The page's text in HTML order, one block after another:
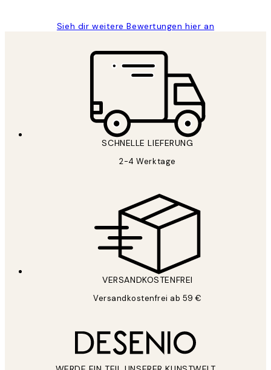
Sieh dir weitere Bewertungen hier an
SCHNELLE LIEFERUNG
2-4 Werktage
VERSANDKOSTENFREI
Versandkostenfrei ab 59 €